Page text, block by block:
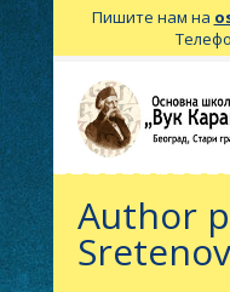
Пишите нам на
Author